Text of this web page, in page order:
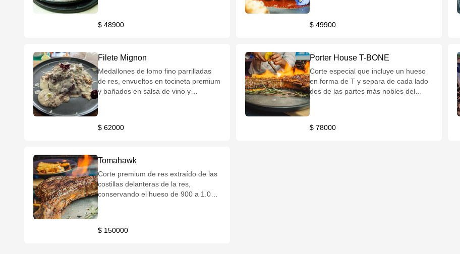
$ 48900
$ 49900
Filete Mignon
Medallones de lomo fino parrilladas
de res, envueltos en tocineta premium
y bañados en salsa de vino y
$ 62000
Porter House T-BONE
Corte especial que incluye un hueso
en forma de T y separa de cada lado
dos de las partes más nobles del
gastronómica de especialidad.
$ 78000
Tomahawk
Corte premium de res extraído de las
costillas delanteras de la res,
conservando el hueso de 900 a 1.000
término: Término medio. Incluye un
$ 150000